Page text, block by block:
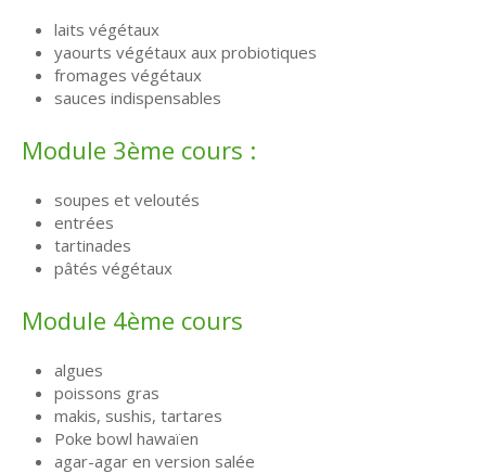
laits végétaux
yaourts végétaux aux probiotiques
fromages végétaux
sauces indispensables
Module 3ème cours :
soupes et veloutés
entrées
tartinades
pâtés végétaux
Module 4ème cours
algues
poissons gras
makis, sushis, tartares
Poke bowl hawaïen
agar-agar en version salée